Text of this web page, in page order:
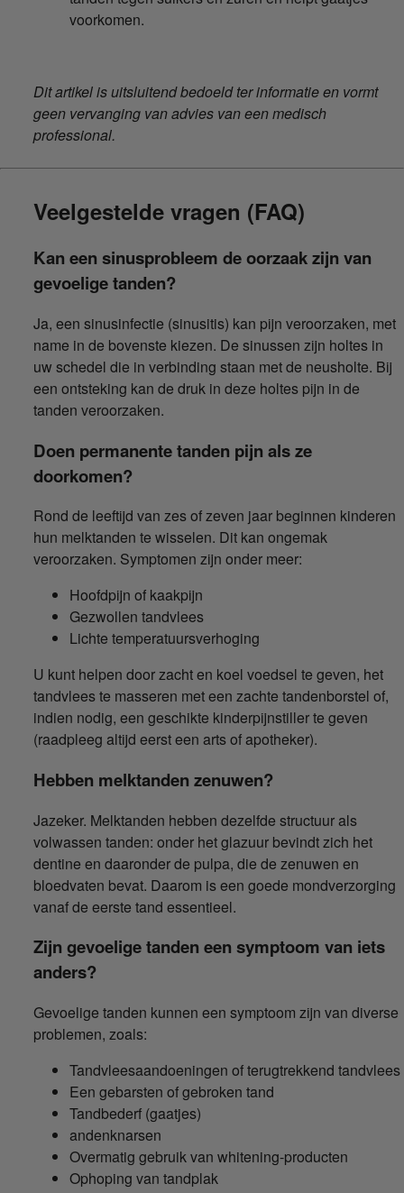
voorkomen.
Dit artikel is uitsluitend bedoeld ter informatie en vormt
geen vervanging van advies van een medisch
professional.
Veelgestelde vragen (FAQ)
Kan een sinusprobleem de oorzaak zijn van
gevoelige tanden?
Ja, een sinusinfectie (sinusitis) kan pijn veroorzaken, met
name in de bovenste kiezen. De sinussen zijn holtes in
uw schedel die in verbinding staan met de neusholte. Bij
een ontsteking kan de druk in deze holtes pijn in de
tanden veroorzaken.
Doen permanente tanden pijn als ze
doorkomen?
Rond de leeftijd van zes of zeven jaar beginnen kinderen
hun melktanden te wisselen. Dit kan ongemak
veroorzaken. Symptomen zijn onder meer:
Hoofdpijn of kaakpijn
Gezwollen tandvlees
Lichte temperatuursverhoging
U kunt helpen door zacht en koel voedsel te geven, het
tandvlees te masseren met een zachte tandenborstel of,
indien nodig, een geschikte kinderpijnstiller te geven
(raadpleeg altijd eerst een arts of apotheker).
Hebben melktanden zenuwen?
Jazeker. Melktanden hebben dezelfde structuur als
volwassen tanden: onder het glazuur bevindt zich het
dentine en daaronder de pulpa, die de zenuwen en
bloedvaten bevat. Daarom is een goede mondverzorging
vanaf de eerste tand essentieel.
Zijn gevoelige tanden een symptoom van iets
anders?
Gevoelige tanden kunnen een symptoom zijn van diverse
problemen, zoals:
Tandvleesaandoeningen of terugtrekkend tandvlees
Een gebarsten of gebroken tand
Tandbederf (gaatjes)
andenknarsen
Overmatig gebruik van whitening-producten
Ophoping van tandplak